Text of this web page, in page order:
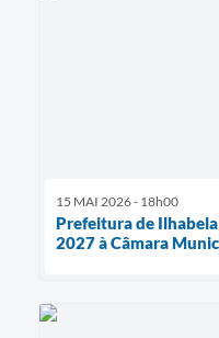
15 MAI 2026 - 18h00
Prefeitura de
2027 à Câmara